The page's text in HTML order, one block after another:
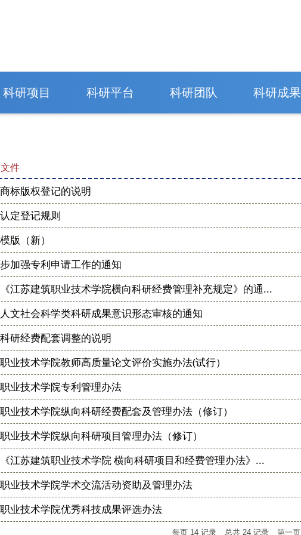
科研项目 科研平台 科研团队 科研成果
件
标版权登记的说明
定登记规则
版（新）
加强专利申请工作的通知
江苏建筑职业技术学院横向科研经费管理补充规定》的通...
文社会科学类科研成果意识形态审核的通知
研经费配套调整的说明
业技术学院教师高质量论文评价实施办法(试行）
业技术学院专利管理办法
业技术学院纵向科研经费配套及管理办法（修订）
业技术学院纵向科研项目管理办法（修订）
江苏建筑职业技术学院 横向科研项目和经费管理办法》...
业技术学院学术交流活动资助及管理办法
业技术学院优秀科技成果评选办法
每页 14 记录 总共 24 记录 第一页